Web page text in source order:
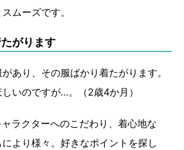
ムーズです。
がります
あり、その服ばかり着たがります。
いのですが…。（2歳4か月）
ラクターへのこだわり、着心地な
より様々。好きなポイントを探し